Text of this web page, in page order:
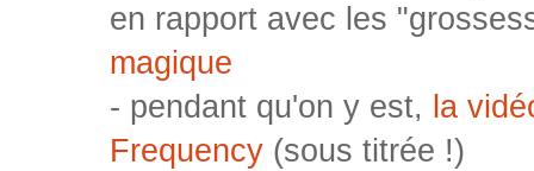
en rapport avec les
magique
- pendant qu'on y est, la
Frequency (sous titrée !)